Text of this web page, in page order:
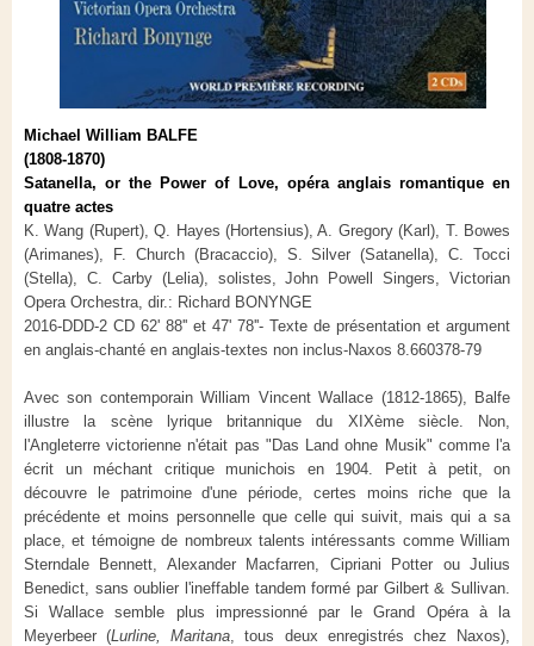
Michael William BALFE
(1808-1870)
Satanella, or the Power of Love, opéra anglais romantique en
quatre actes
K. Wang (Rupert), Q. Hayes (Hortensius), A. Gregory (Karl), T. Bowes
(Arimanes), F. Church (Bracaccio), S. Silver (Satanella), C. Tocci
(Stella), C. Carby (Lelia), solistes, John Powell Singers, Victorian
Opera Orchestra, dir.: Richard BONYNGE
2016-DDD-2 CD 62' 88'' et 47' 78''- Texte de présentation et argument
en anglais-chanté en anglais-textes non inclus-Naxos 8.660378-79
Avec son contemporain William Vincent Wallace (1812-1865), Balfe
illustre la scène lyrique britannique du XIXème siècle. Non,
l'Angleterre victorienne n'était pas "Das Land ohne Musik" comme l'a
écrit un méchant critique munichois en 1904. Petit à petit, on
découvre le patrimoine d'une période, certes moins riche que la
précédente et moins personnelle que celle qui suivit, mais qui a sa
place, et témoigne de nombreux talents intéressants comme William
Sterndale Bennett, Alexander Macfarren, Cipriani Potter ou Julius
Benedict, sans oublier l'ineffable tandem formé par Gilbert & Sullivan.
Si Wallace semble plus impressionné par le Grand Opéra à la
Meyerbeer (Lurline, Maritana , tous deux enregistrés chez Naxos),